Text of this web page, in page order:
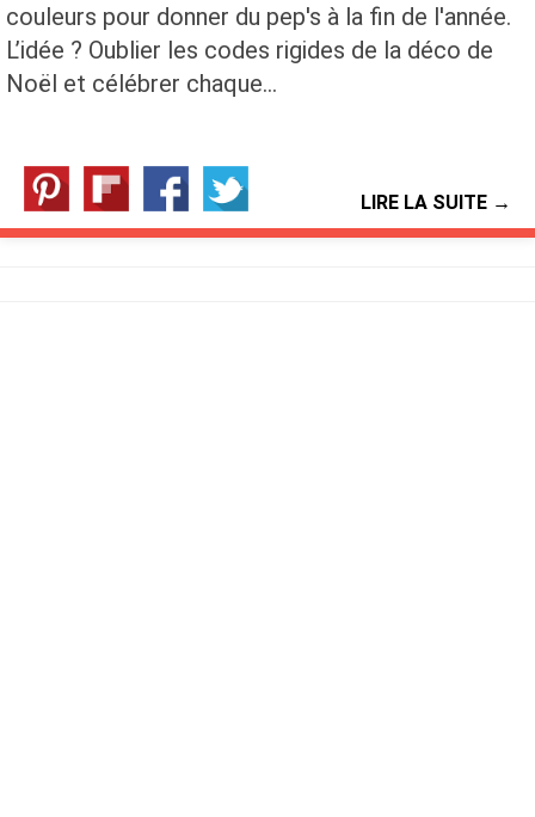
couleurs pour donner du pep's à la fin de l'année.
L’idée ? Oublier les codes rigides de la déco de
Noël et célébrer chaque…
LIRE LA SUITE →